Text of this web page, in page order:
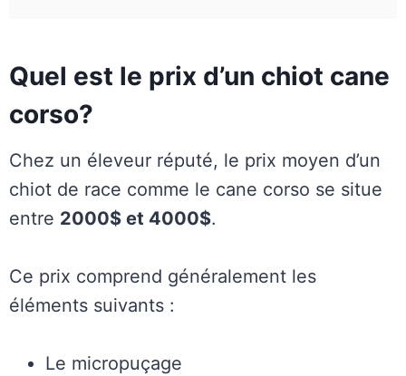
Quel est le prix d’un chiot cane
corso?
Chez un éleveur réputé, le prix moyen d’un
chiot de race comme le cane corso se situe
entre 2000$ et 4000$.
Ce prix comprend généralement les
éléments suivants :
Le micropuçage